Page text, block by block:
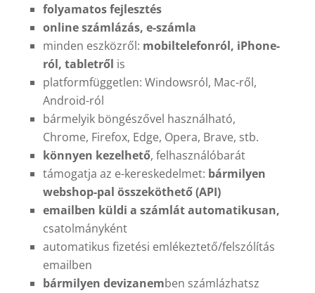
folyamatos fejlesztés
online számlázás, e-számla
minden eszközről: mobiltelefonról, iPhone-
ról, tabletről is
platformfüggetlen: Windowsról, Mac-ről,
Android-ról
bármelyik böngészővel használható,
Chrome, Firefox, Edge, Opera, Brave, stb.
könnyen kezelhető, felhasználóbarát
támogatja az e-kereskedelmet: bármilyen
webshop-pal összeköthető (API)
emailben küldi a számlát automatikusan,
csatolmányként
automatikus fizetési emlékeztető/felszólítás
emailben
bármilyen devizanemben számlázhatsz